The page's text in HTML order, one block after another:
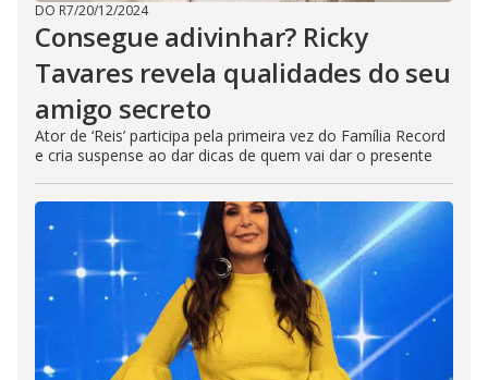
DO R7/20/12/2024
Consegue adivinhar? Ricky
Tavares revela qualidades do seu
amigo secreto
Ator de ‘Reis’ participa pela primeira vez do Família Record
e cria suspense ao dar dicas de quem vai dar o presente